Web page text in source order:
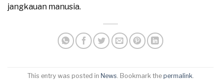
jangkauan manusia.
This entry was posted in News . Bookmark the permalink